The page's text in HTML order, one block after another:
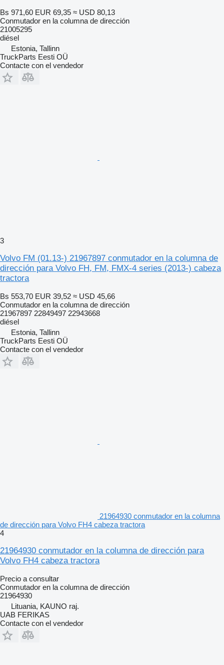
Bs 971,60 EUR 69,35 ≈ USD 80,13
Conmutador en la columna de dirección
21005295
diésel
Estonia, Tallinn
TruckParts Eesti OÜ
Contacte con el vendedor
3
Volvo FM (01.13-) 21967897 conmutador en la columna de
dirección para Volvo FH, FM, FMX-4 series (2013-) cabeza
tractora
Bs 553,70 EUR 39,52 ≈ USD 45,66
Conmutador en la columna de dirección
21967897 22849497 22943668
diésel
Estonia, Tallinn
TruckParts Eesti OÜ
Contacte con el vendedor
21964930 conmutador en la columna
de dirección para Volvo FH4 cabeza tractora
4
21964930 conmutador en la columna de dirección para
Volvo FH4 cabeza tractora
Precio a consultar
Conmutador en la columna de dirección
21964930
Lituania, KAUNO raj.
UAB FERIKAS
Contacte con el vendedor